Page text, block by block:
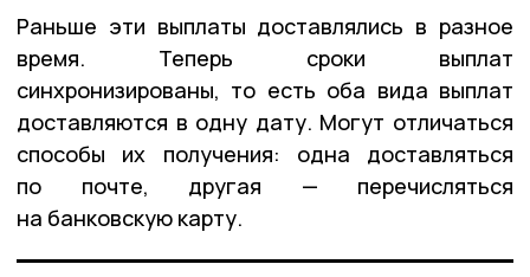
Раньше эти выплаты доставлялись в разное
время. Теперь сроки выплат
синхронизированы, то есть оба вида выплат
доставляются в одну дату. Могут отличаться
способы их получения: одна доставляться
по почте, другая — перечисляться
на банковскую карту.